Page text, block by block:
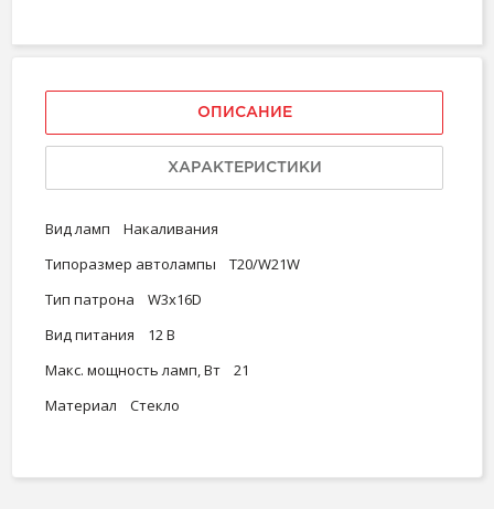
ОПИСАНИЕ
ХАРАКТЕРИСТИКИ
Вид ламп Накаливания
Типоразмер автолампы T20/W21W
Тип патрона W3x16D
Вид питания 12 В
Макс. мощность ламп, Вт 21
Материал Стекло